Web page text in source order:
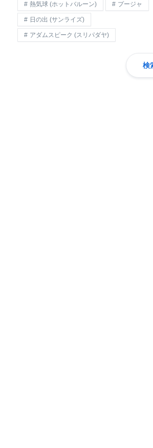
熱気球 (ホットバルーン) プージャ
日の出 (サンライズ)
アダムスピーク (スリパダヤ)
検